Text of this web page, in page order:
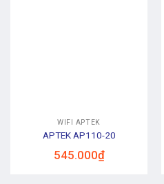
WIFI APTEK
APTEK AP110-20
545.000₫